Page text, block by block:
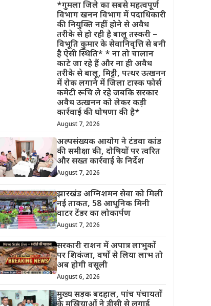
*गुमला जिले का सबसे महत्वपूर्ण
विभाग खनन विभाग में पदाधिकारी
की नियुक्ति नहीं होने से अवैध
तरीके से हो रही है बालू तस्करी –
विभूति कुमार के सेवानिवृत्ति से बनी
है ऐसी स्थिति* * ना तो चालान
काटे जा रहे हैं और ना ही अवैध
तरीके से बालू, मिट्टी, पत्थर उत्खनन
में रोक लगाने में जिला टास्क फोर्स
कमेटी रूचि ले रहे जबकि सरकार
अवैध उत्खनन को लेकर कड़ी
कार्रवाई की घोषणा की है*
August 7, 2026
अल्पसंख्यक आयोग ने टंडवा कांड
की समीक्षा की, दोषियों पर त्वरित
और सख्त कार्रवाई के निर्देश
August 7, 2026
झारखंड अग्निशमन सेवा को मिली
नई ताकत, 58 आधुनिक मिनी
वाटर टेंडर का लोकार्पण
August 7, 2026
सरकारी राशन में अपात्र लाभुकों
पर शिकंजा, वर्षों से लिया लाभ तो
अब होगी वसूली
August 6, 2026
मुख्य सड़क बदहाल, पांच पंचायतों